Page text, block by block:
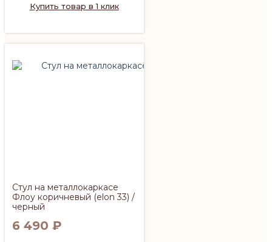
Купить товар в 1 клик
Стул на металлокаркасе
Флоу коричневый (elon 33) /
черный
6 490 ₽